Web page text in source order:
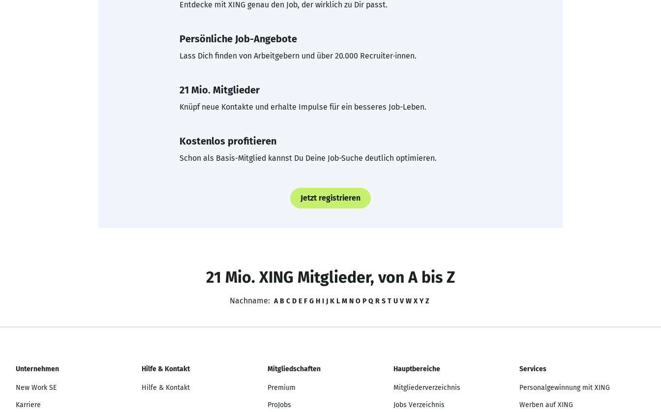
Entdecke mit XING genau den Job, der wirklich zu Dir passt.
Persönliche Job-Angebote
Lass Dich finden von Arbeitgebern und über 20.000 Recruiter·innen.
21 Mio. Mitglieder
Knüpf neue Kontakte und erhalte Impulse für ein besseres Job-Leben.
Kostenlos profitieren
Schon als Basis-Mitglied kannst Du Deine Job-Suche deutlich optimieren.
Jetzt registrieren
21 Mio. XING Mitglieder, von A bis Z
Nachname: A B C D E F G H I J K L M N O P Q R S T U V W X Y Z
Unternehmen
New Work SE
Karriere
Hilfe & Kontakt
Hilfe & Kontakt
Mitgliedschaften
Premium
ProJobs
Hauptbereiche
Mitgliederverzeichnis
Jobs Verzeichnis
Services
Personalgewinnung mit XING
Werben auf XING